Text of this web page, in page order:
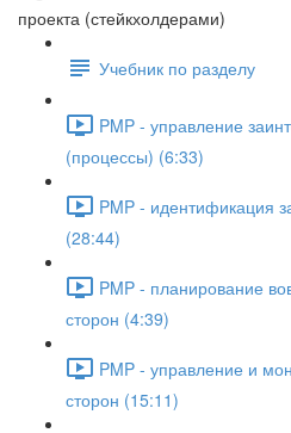
проекта (стейкхолдерами)
Учебник по разделу
PMP - управление
(процессы) (6:33)
PMP - идентификация
(28:44)
PMP - планирование
сторон (4:39)
PMP - управление и
сторон (15:11)